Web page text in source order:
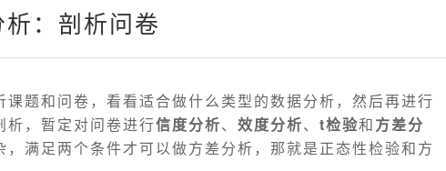
：剖析问卷
题和问卷，看看适合做什么类型的数据分析，然后再进行
析，暂定对问卷进行信度分析、 效度分析、 t检验和方差分
满足两个条件才可以做方差分析，那就是正态性检验和方